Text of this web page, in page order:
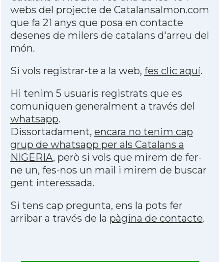
webs del projecte de Catalansalmon.com
que fa 21 anys que posa en contacte
desenes de milers de catalans d'arreu del
món.
Si vols registrar-te a la web, fes clic aquí.
Hi tenim 5 usuaris registrats que es
comuniquen generalment a través del
whatsapp.
Dissortadament, encara no tenim cap
grup de whatsapp per als Catalans a
NIGERIA, però si vols que mirem de fer-
ne un, fes-nos un mail i mirem de buscar
gent interessada.
Si tens cap pregunta, ens la pots fer
arribar a través de la pàgina de contacte.